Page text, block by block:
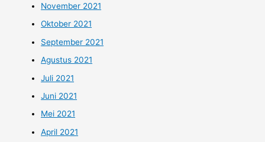
November 2021
Oktober 2021
September 2021
Agustus 2021
Juli 2021
Juni 2021
Mei 2021
April 2021